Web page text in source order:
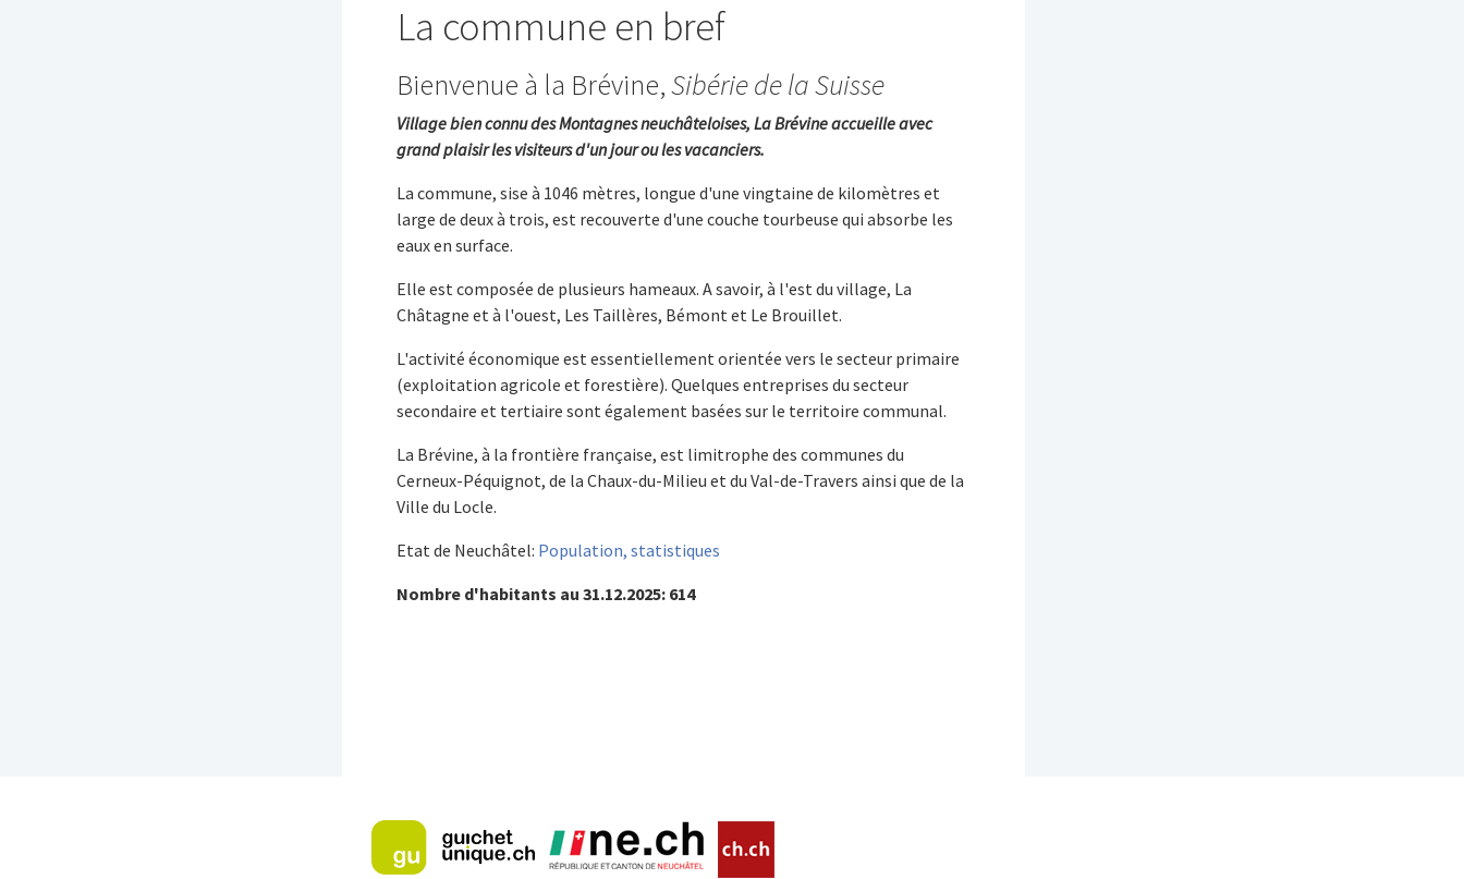
La commune en bref
Bienvenue à la Brévine,Sibérie de la Suisse
Village bien connu des Montagnes neuchâteloises, La Brévine accueille avec
grand plaisir les visiteurs d'un jour ou les vacanciers.
La commune, sise à 1046 mètres, longue d'une vingtaine de kilomètres et
large de deux à trois, est recouverte d'une couche tourbeuse qui absorbe les
eaux en surface.
Elle est composée de plusieurs hameaux. A savoir, à l'est du village, La
Châtagne et à l'ouest, Les Taillères, Bémont et Le Brouillet.
L'activité économique est essentiellement orientée vers le secteur primaire
(exploitation agricole et forestière). Quelques entreprises du secteur
secondaire et tertiaire sont également basées sur le territoire communal.
La Brévine, à la frontière française, est limitrophe des communes du
Cerneux-Péquignot, de la Chaux-du-Milieu et du Val-de-Travers ainsi que de la
Ville du Locle.
Etat de Neuchâtel: Population, statistiques
Nombre d'habitants au 31.12.2025: 614